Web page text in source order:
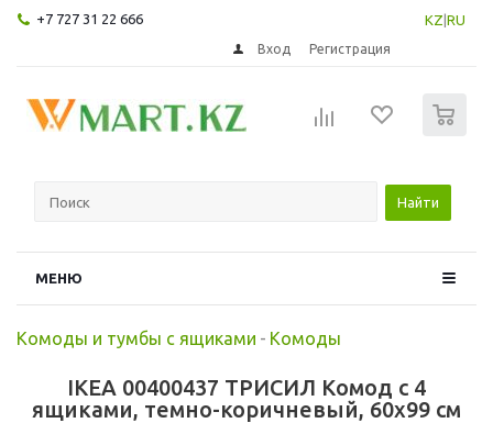
+7 727 31 22 666 KZ RU
Вход Регистрация
Найти
МЕНЮ
Комоды и тумбы с ящиками - Комоды
IKEA 00400437 ТРИСИЛ Комод с 4
ящиками, темно-коричневый, 60x99 см